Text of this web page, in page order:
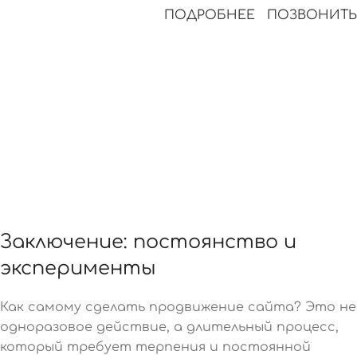
ПОДРОБНЕЕ ПОЗВОНИТЬ
Заключение: постоянство и
эксперименты
Как самому сделать продвижение сайта? Это не
одноразовое действие, а длительный процесс,
который требует терпения и постоянной